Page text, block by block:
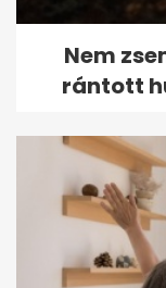
Nem
rántott